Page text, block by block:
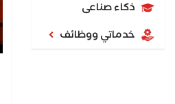
ذكاء صناعى
خدماتي ووظائف